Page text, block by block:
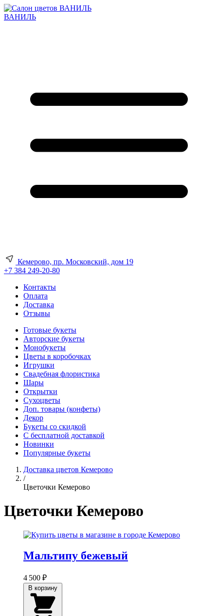
ВАНИЛЬ
Кемерово, пр. Московский, дом 19
+7 384 249-20-80
Контакты
Оплата
Доставка
Отзывы
Готовые букеты
Авторские букеты
Монобукеты
Цветы в коробочках
Игрушки
Свадебная флористика
Шары
Открытки
Сухоцветы
Доп. товары (конфеты)
Декор
Букеты со скидкой
С бесплатной доставкой
Новинки
Популярные букеты
Доставка цветов Кемерово
/
Цветочки Кемерово
Цветочки Кемерово
Мальтипу бежевый
4 500 ₽